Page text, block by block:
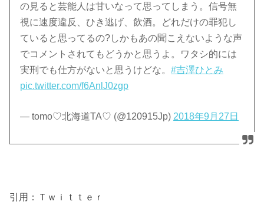
の見ると芸能人は甘いなって思ってしまう。信号無
視に速度違反、ひき逃げ、飲酒。どれだけの罪犯し
ていると思ってるの?しかもあの聞こえないような声
でコメントされてもどうかと思うよ。ワタシ的には
実刑でも仕方がないと思うけどな。#吉澤ひとみ
pic.twitter.com/f6AnlJ0zgp
— tomo♡北海道TA♡ (@120915Jp) 2018年9月27日
引用：Ｔｗｉｔｔｅｒ